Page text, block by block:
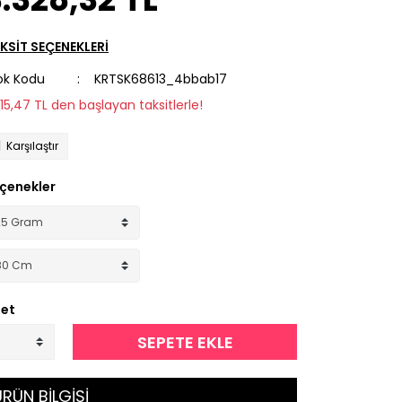
SEÇENEKLERİ
Kodu
KRTSK68613_4bbab17
TL den başlayan taksitlerle!
Karşılaştır
SEPETE EKLE
BİLGİSİ